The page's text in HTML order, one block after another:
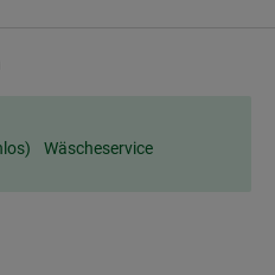
Wäscheservice